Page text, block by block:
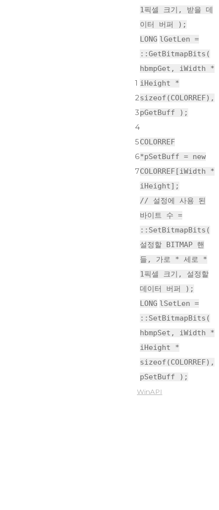
1
2
3
4
5
6
7
1픽셀 크기, 받을 데
이터 버퍼 );
LONG lGetLen =
::GetBitmapBits(
hbmpGet, iWidth *
iHeight *
sizeof (COLORREF),
pGetBuff );
COLORREF
*pSetBuff = new
COLORREF [iWidth *
iHeight];
// 설정에 사용 된
바이트 수 =
::SetBitmapBits(
설정할 BITMAP 핸
들, 가로 * 세로 *
1픽셀 크기, 설정할
데이터 버퍼 );
LONG lSetLen =
::SetBitmapBits(
hbmpSet, iWidth *
iHeight *
sizeof (COLORREF),
pSetBuff );
WinAPI